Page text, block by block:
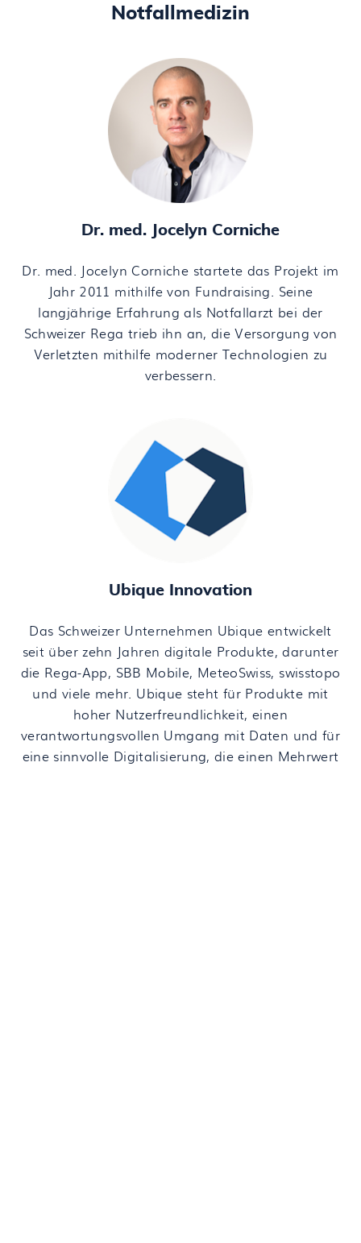
Notfallmedizin
Dr. med. Jocelyn Corniche
Dr. med. Jocelyn Corniche startete das Projekt im
Jahr 2011 mithilfe von Fundraising. Seine
langjährige Erfahrung als Notfallarzt bei der
Schweizer Rega trieb ihn an, die Versorgung von
Verletzten mithilfe moderner Technologien zu
verbessern.
Ubique Innovation
Das Schweizer Unternehmen Ubique entwickelt
seit über zehn Jahren digitale Produkte, darunter
die Rega-App, SBB Mobile, MeteoSwiss, swisstopo
und viele mehr. Ubique steht für Produkte mit
hoher Nutzerfreundlichkeit, einen
verantwortungsvollen Umgang mit Daten und für
eine sinnvolle Digitalisierung, die einen Mehrwert